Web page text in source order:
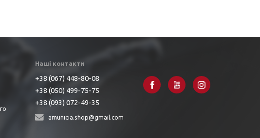
Наші контакти
+38 (067) 448-80-08
+38 (050) 499-75-75
+38 (093) 072-49-35
amunicia.shop@gmail.com